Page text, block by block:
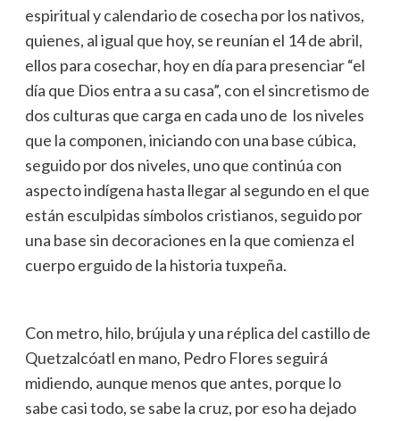
espiritual y calendario de cosecha por los nativos,
quienes, al igual que hoy, se reunían el 14 de abril,
ellos para cosechar, hoy en día para presenciar “el
día que Dios entra a su casa”, con el sincretismo de
dos culturas que carga en cada uno de los niveles
que la componen, iniciando con una base cúbica,
seguido por dos niveles, uno que continúa con
aspecto indígena hasta llegar al segundo en el que
están esculpidas símbolos cristianos, seguido por
una base sin decoraciones en la que comienza el
cuerpo erguido de la historia tuxpeña.
Con metro, hilo, brújula y una réplica del castillo de
Quetzalcóatl en mano, Pedro Flores seguirá
midiendo, aunque menos que antes, porque lo
sabe casi todo, se sabe la cruz, por eso ha dejado